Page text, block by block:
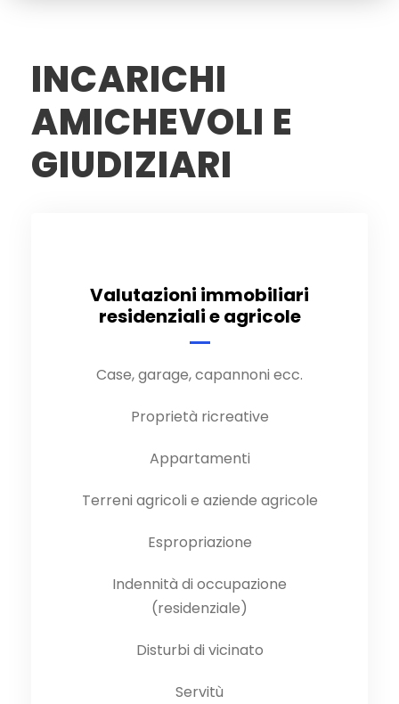
INCARICHI
AMICHEVOLI E
GIUDIZIARI
Valutazioni immobiliari
residenziali e agricole
Case, garage, capannoni ecc.
Proprietà ricreative
Appartamenti
Terreni agricoli e aziende agricole
Espropriazione
Indennità di occupazione
(residenziale)
Disturbi di vicinato
Servitù